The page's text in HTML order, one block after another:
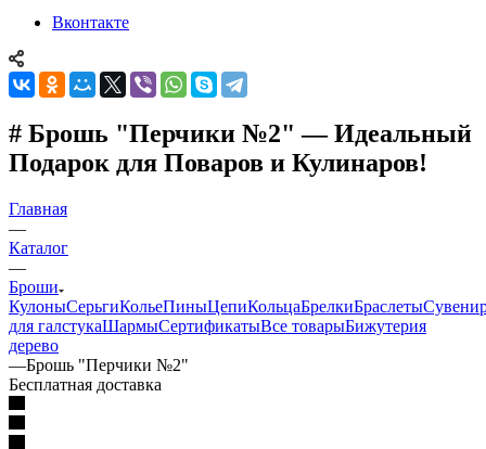
Вконтакте
# Брошь "Перчики №2" — Идеальный
Подарок для Поваров и Кулинаров!
Главная
—
Каталог
—
Броши
КулоныСерьгиКольеПиныЦепиКольцаБрелкиБраслеты
для галстукаШармыСертификатыВсе товарыБижутерия
дерево
—Брошь "Перчики №2"
Бесплатная доставка